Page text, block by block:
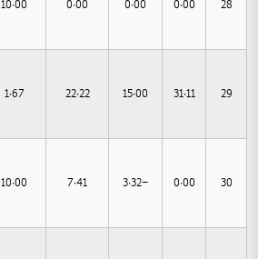
29
31.11
15.00
22.22
1.67
30
0.00
-3.32
7.41
10.00